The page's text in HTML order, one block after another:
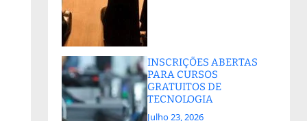
INSCRIÇÕES ABERTAS
PARA CURSOS
GRATUITOS DE
TECNOLOGIA
Julho 23, 2026